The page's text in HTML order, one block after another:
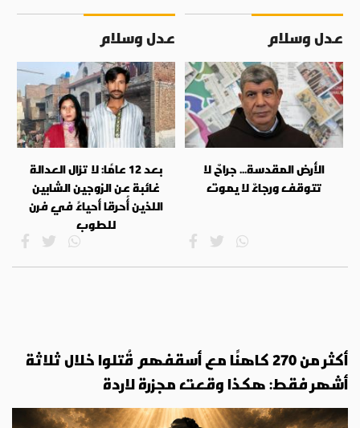
عدل وسلام
الأرض المقدسة... جراحٌ لا
تتوقف ورجاءٌ لا يموت
عدل وسلام
بعد 12 عامًا: لا تزال العدالة
غائبة عن الزوجين الشابين
اللذين أُحرقا أحياءً في فرن
للطوب
أكثر من 270 كاهنًا مع أسقفهم قُتلوا خلال ثلاثة
أشهر فقط: هكذا وقعت مجزرة لاردة